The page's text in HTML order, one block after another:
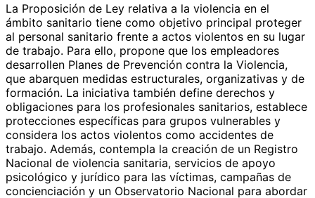
La Proposición de Ley relativa a la violencia en el
ámbito sanitario tiene como objetivo principal proteger
al personal sanitario frente a actos violentos en su lugar
de trabajo. Para ello, propone que los empleadores
desarrollen Planes de Prevención contra la Violencia,
que abarquen medidas estructurales, organizativas y de
formación. La iniciativa también define derechos y
obligaciones para los profesionales sanitarios, establece
protecciones específicas para grupos vulnerables y
considera los actos violentos como accidentes de
trabajo. Además, contempla la creación de un Registro
Nacional de violencia sanitaria, servicios de apoyo
psicológico y jurídico para las víctimas, campañas de
concienciación y un Observatorio Nacional para abordar